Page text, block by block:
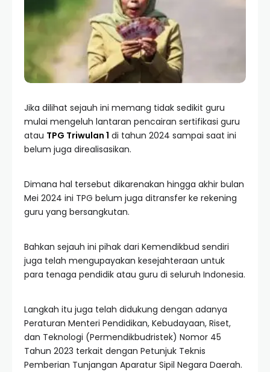
Jika dilihat sejauh ini memang tidak sedikit guru
mulai mengeluh lantaran pencairan sertifikasi guru
atau TPG Triwulan 1 di tahun 2024 sampai saat ini
belum juga direalisasikan.
Dimana hal tersebut dikarenakan hingga akhir bulan
Mei 2024 ini TPG belum juga ditransfer ke rekening
guru yang bersangkutan.
Bahkan sejauh ini pihak dari Kemendikbud sendiri
juga telah mengupayakan kesejahteraan untuk
para tenaga pendidik atau guru di seluruh Indonesia.
Langkah itu juga telah didukung dengan adanya
Peraturan Menteri Pendidikan, Kebudayaan, Riset,
dan Teknologi (Permendikbudristek) Nomor 45
Tahun 2023 terkait dengan Petunjuk Teknis
Pemberian Tunjangan Aparatur Sipil Negara Daerah.